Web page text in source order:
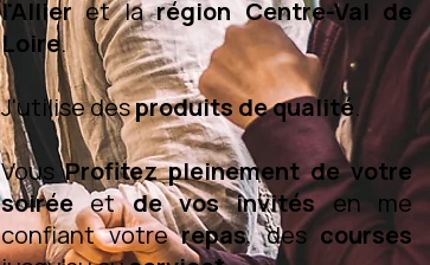
l'Allieret larégion Centre-Val de
Loire.
J'utilise desproduits de qualité.
VousProfitez pleinement de votre
soiréeetde vos invitésen me
confiant votrerepas, descourses